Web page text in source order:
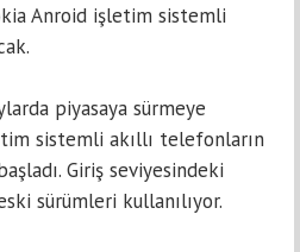
Anroid işletim sistemli
piyasaya sürmeye
sistemli akıllı telefonların
Giriş seviyesindeki
sürümleri kullanılıyor.